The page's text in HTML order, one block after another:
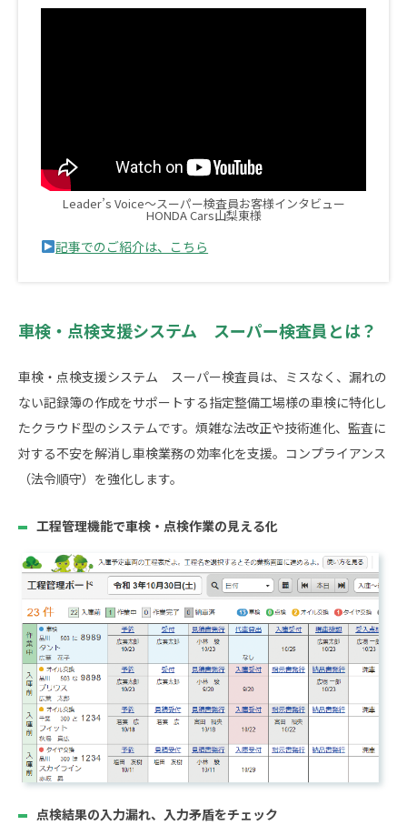
Leader’s Voice～スーパー検査員お客様インタビュー
HONDA Cars山梨東様
記事でのご紹介は、こちら
車検・点検支援システム スーパー検査員とは？
車検・点検支援システム スーパー検査員は、ミスなく、漏れの
ない記録簿の作成をサポートする指定整備工場様の車検に特化し
たクラウド型のシステムです。煩雑な法改正や技術進化、監査に
対する不安を解消し車検業務の効率化を支援。コンプライアンス
（法令順守）を強化します。
工程管理機能で車検・点検作業の見える化
点検結果の入力漏れ、入力矛盾をチェック